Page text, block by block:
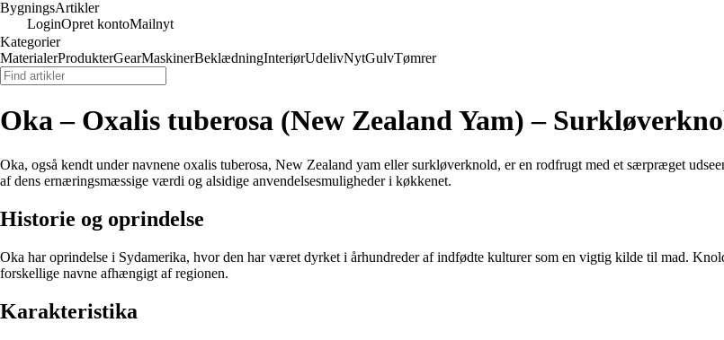
BygningsArtikler
LoginOpret kontoMailnyt
Kategorier
MaterialerProdukterGearMaskinerBeklædningInteriørUdelivNytGulvTømrer
Oka – Oxalis tuberosa (New Zealand Yam) –
Oka, også kendt under navnene oxalis tuberosa, New Zealand yam eller surkløverknold, er en rodfrugt med et særpræget
af dens ernæringsmæssige værdi og alsidige anvendelsesmuligheder i køkkenet.
Historie og oprindelse
Oka har oprindelse i Sydamerika, hvor den har været dyrket i århundreder af indfødte kulturer som en vigtig kilde til mad.
forskellige navne afhængigt af regionen.
Karakteristika